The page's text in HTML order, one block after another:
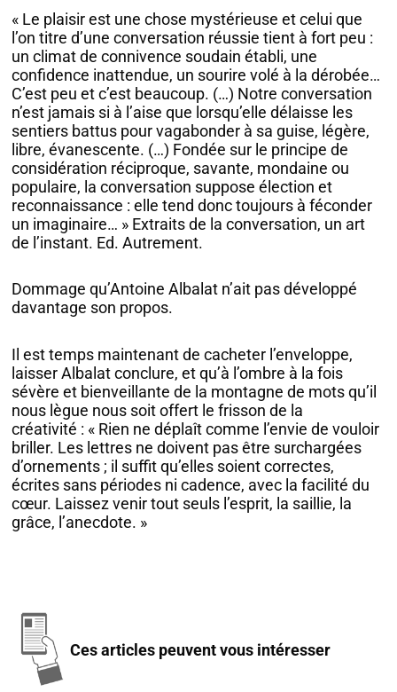
« Le plaisir est une chose mystérieuse et celui que
l’on titre d’une conversation réussie tient à fort peu :
un climat de connivence soudain établi, une
confidence inattendue, un sourire volé à la dérobée…
C’est peu et c’est beaucoup. (…) Notre conversation
n’est jamais si à l’aise que lorsqu’elle délaisse les
sentiers battus pour vagabonder à sa guise, légère,
libre, évanescente. (…) Fondée sur le principe de
considération réciproque, savante, mondaine ou
populaire, la conversation suppose élection et
reconnaissance : elle tend donc toujours à féconder
un imaginaire… » Extraits de la conversation, un art
de l’instant. Ed. Autrement.
Dommage qu’Antoine Albalat n’ait pas développé
davantage son propos.
Il est temps maintenant de cacheter l’enveloppe,
laisser Albalat conclure, et qu’à l’ombre à la fois
sévère et bienveillante de la montagne de mots qu’il
nous lègue nous soit offert le frisson de la
créativité : « Rien ne déplaît comme l’envie de vouloir
briller. Les lettres ne doivent pas être surchargées
d’ornements ; il suffit qu’elles soient correctes,
écrites sans périodes ni cadence, avec la facilité du
cœur. Laissez venir tout seuls l’esprit, la saillie, la
grâce, l’anecdote. »
Ces articles peuvent vous intéresser